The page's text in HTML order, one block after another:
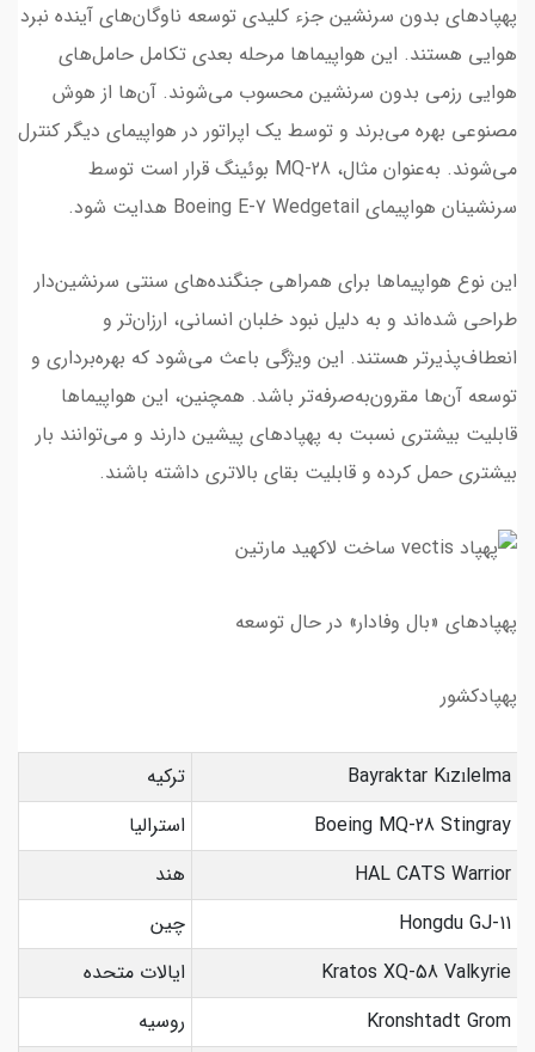
پهپادهای بدون سرنشین جزء کلیدی توسعه ناوگان‌های آینده نبرد
هوایی هستند. این هواپیماها مرحله بعدی تکامل حامل‌های
هوایی رزمی بدون سرنشین محسوب می‌شوند. آن‌ها از هوش
مصنوعی بهره می‌برند و توسط یک اپراتور در هواپیمای دیگر کنترل
می‌شوند. به‌عنوان مثال، MQ-28 بوئینگ قرار است توسط
سرنشینان هواپیمای Boeing E-7 Wedgetail هدایت شود.
این نوع هواپیماها برای همراهی جنگنده‌های سنتی سرنشین‌دار
طراحی شده‌اند و به دلیل نبود خلبان انسانی، ارزان‌تر و
انعطاف‌پذیرتر هستند. این ویژگی باعث می‌شود که بهره‌برداری و
توسعه آن‌ها مقرون‌به‌صرفه‌تر باشد. همچنین، این هواپیماها
قابلیت بیشتری نسبت به پهپادهای پیشین دارند و می‌توانند بار
بیشتری حمل کرده و قابلیت بقای بالاتری داشته باشند.
پهپادهای «بال وفادار» در حال توسعه
پهپادکشور
Bayraktar Kızılelma
ترکیه
Boeing MQ-28 Stingray
استرالیا
HAL CATS Warrior
هند
Hongdu GJ-11
چین
Kratos XQ-58 Valkyrie
ایالات متحده
Kronshtadt Grom
روسیه